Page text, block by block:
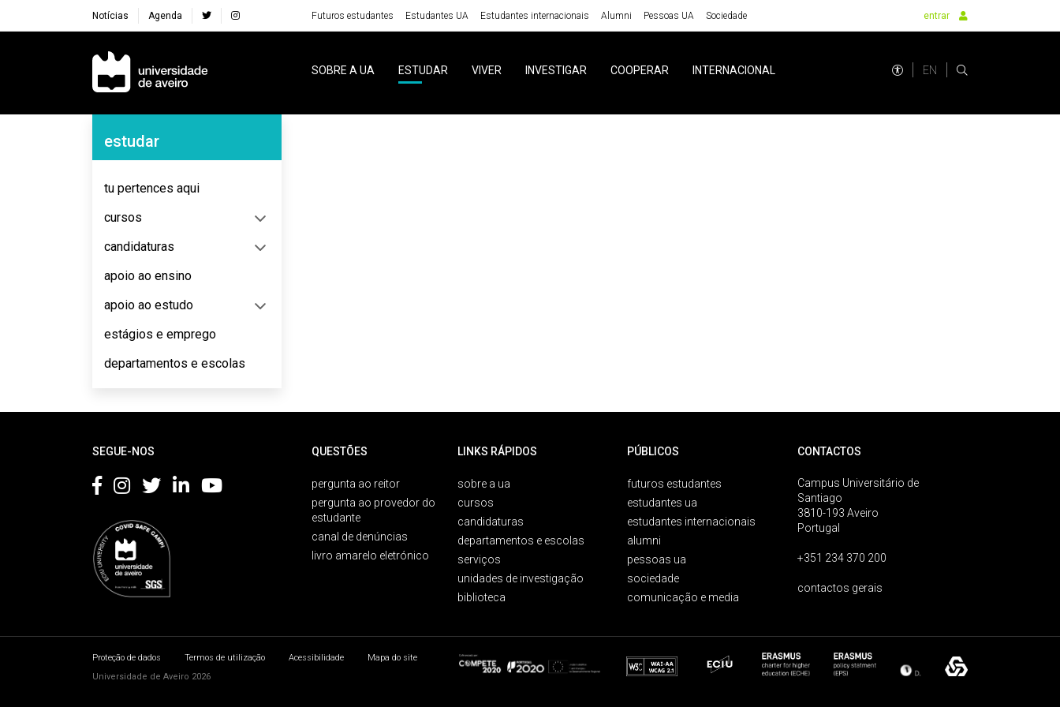
Notícias Agenda Futuros estudantes Estudantes UA Estudantes internacionais Alumni Pessoas UA Sociedade entrar
Navegação Principal
SOBRE A UA ESTUDAR VIVER INVESTIGAR COOPERAR INTERNACIONAL EN
Navegação Lateral
estudar
tu pertences aqui
cursos
candidaturas
apoio ao ensino
apoio ao estudo
estágios e emprego
departamentos e escolas
SEGUE-NOS QUESTÕES
pergunta ao reitor
pergunta ao provedor do
estudante
canal de denúncias
livro amarelo eletrónico
LINKS RÁPIDOS
sobre a ua
cursos
candidaturas
departamentos e escolas
serviços
unidades de investigação
biblioteca
PÚBLICOS
futuros estudantes
estudantes ua
estudantes internacionais
alumni
pessoas ua
sociedade
comunicação e media
CONTACTOS
Campus Universitário de
Santiago
3810-193 Aveiro
Portugal
+351 234 370 200
contactos gerais
Proteção de dados Termos de utilização Acessibilidade
Mapa do site
Universidade de Aveiro 2026